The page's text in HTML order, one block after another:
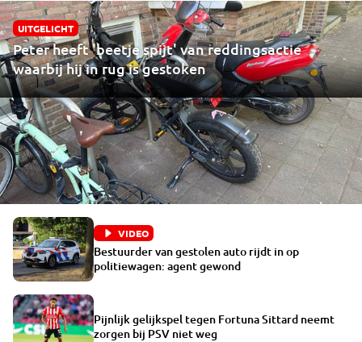
UITGELICHT
Peter heeft 'beetje spijt' van reddingsactie
waarbij hij in rug is gestoken
VIDEO
Bestuurder van gestolen auto rijdt in op
politiewagen: agent gewond
Pijnlijk gelijkspel tegen Fortuna Sittard neemt
zorgen bij PSV niet weg